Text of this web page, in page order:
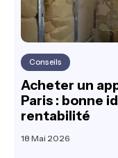
Conseils
Acheter un
Paris : bonne
rentabilité
18 Mai 2026